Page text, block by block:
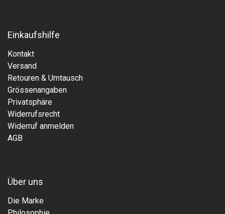
Einkaufshilfe
Kontakt
Versand
Retouren & Umtausch
Grössenangaben
Privatsphäre
Widerrufsrecht
Widerruf anmelden
AGB
Über uns
Die Marke